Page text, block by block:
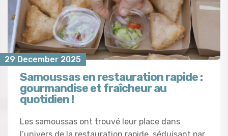
29 December 2025
Samoussas en restauration rapide :
gourmandise et fraîcheur au
quotidien !
Les samoussas ont trouvé leur place dans